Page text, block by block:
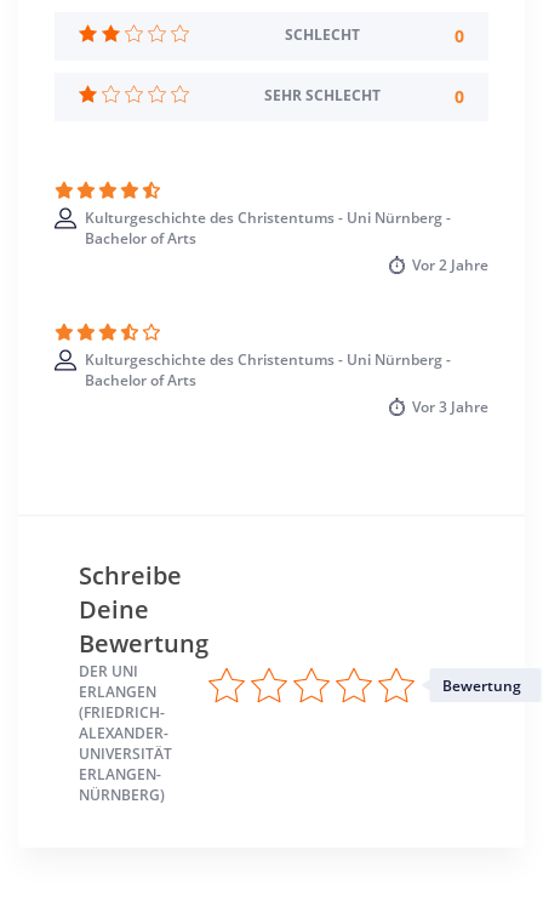
Wintersemester
SCHLECHT 0
SEHR SCHLECHT 0
Kulturgeschichte des Christentums - Uni Nürnberg -
Bachelor of Arts
Vor2 Jahre
Kulturgeschichte des Christentums - Uni Nürnberg -
Bachelor of Arts
Vor3 Jahre
Schreibe
Deine
Bewertung
DER UNI
ERLANGEN
(FRIEDRICH-
ALEXANDER-
UNIVERSITÄT
ERLANGEN-
NÜRNBERG)
Bewertung